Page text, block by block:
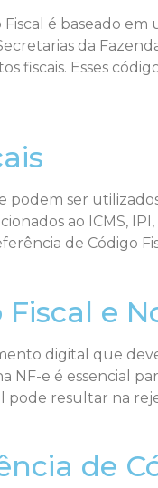
é baseado
da
fiscais. Esses
podem ser
ao ICMS,
de Código
e
digital que
NF-e é essencial
resultar na
de